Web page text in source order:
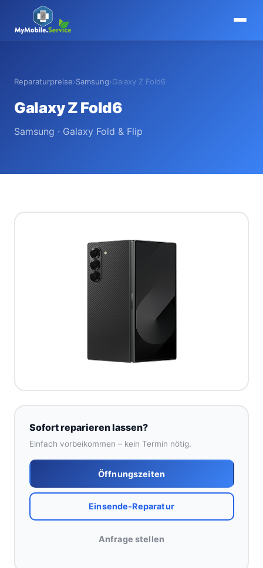
MyMobile.Service
Reparaturpreise›Samsung›Galaxy Z Fold6
Galaxy Z Fold6
Samsung · Galaxy Fold & Flip
Sofort reparieren lassen?
Einfach vorbeikommen – kein Termin nötig.
Öffnungszeiten
Einsende-Reparatur
Anfrage stellen